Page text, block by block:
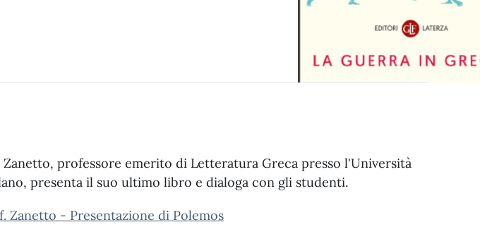
Zanetto, professore emerito di Letteratura Greca presso l'Università
presenta il suo ultimo libro e dialoga con gli studenti.
Zanetto - Presentazione di Polemos